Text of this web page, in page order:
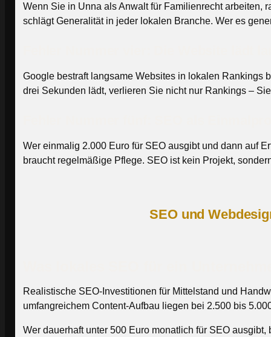
Wenn Sie in Unna als Anwalt für Familienrecht arbeiten,
schlägt Generalität in jeder lokalen Branche. Wer es
Google bestraft langsame Websites in lokalen Rankings
drei Sekunden lädt, verlieren Sie nicht nur Rankings –
Wer einmalig 2.000 Euro für SEO ausgibt und dann auf
braucht regelmäßige Pflege. SEO ist kein Projekt,
SEO und
Realistische SEO-Investitionen für Mittelstand und
umfangreichem Content-Aufbau liegen bei 2.500 bis
Wer dauerhaft unter 500 Euro monatlich für SEO